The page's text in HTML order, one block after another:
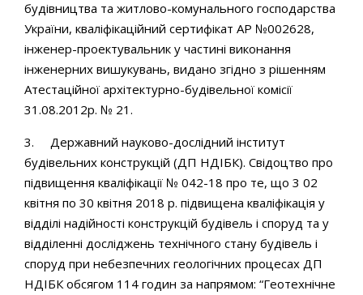
будівництва та житлово-комунального господарства
України, кваліфікаційний сертифікат АР №002628,
інженер-проектувальник у частині виконання
інженерних вишукувань, видано згідно з рішенням
Атестаційної архітектурно-будівельної комісії
31.08.2012р. № 21.
3. Державний науково-дослідний інститут
будівельних конструкцій (ДП НДІБК). Свідоцтво про
підвищення кваліфікації № 042-18 про те, що 3 02
квітня по 30 квітня 2018 р. підвищена кваліфікація у
відділі надійності конструкцій будівель і споруд та у
відділенні досліджень технічного стану будівель і
споруд при небезпечних геологічних процесах ДП
НДІБК обсягом 114 годин за напрямом: “Геотехнічне